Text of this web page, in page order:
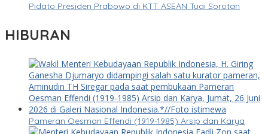
Pidato Presiden Prabowo di KTT ASEAN Tuai Sorotan
HIBURAN
Pameran Oesman Effendi (1919-1985) Arsip dan Karya